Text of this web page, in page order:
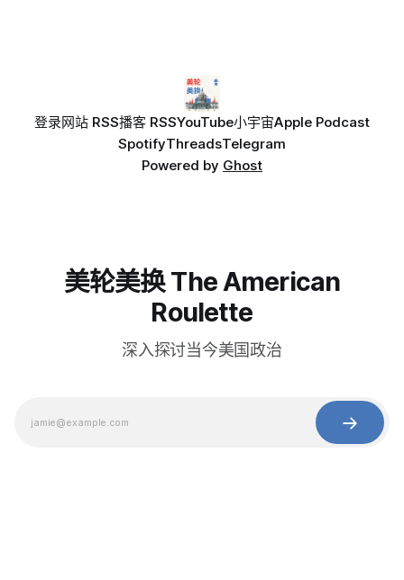
登录网站 RSS播客 RSSYouTube小宇宙Apple Podcast
SpotifyThreadsTelegram
Powered by Ghost
美轮美换 The American
Roulette
深入探讨当今美国政治